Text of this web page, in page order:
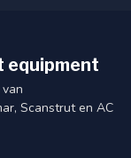
equipment
Scanstrut en AC